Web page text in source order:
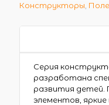
Конструкторы
Серия
разработана
развития детей.
элементов,